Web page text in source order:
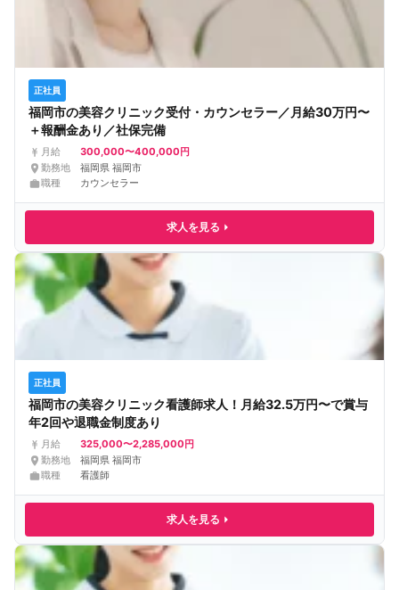
正社員
福岡市の美容クリニック受付・カウンセラー／月給30万円〜
＋報酬金あり／社保完備
月給 300,000〜400,000円
勤務地
福岡県 福岡市
職種
カウンセラー
求人を見る
正社員
福岡市の美容クリニック看護師求人！月給32.5万円〜で賞与
年2回や退職金制度あり
月給 325,000〜2,285,000円
勤務地
福岡県 福岡市
職種
看護師
求人を見る